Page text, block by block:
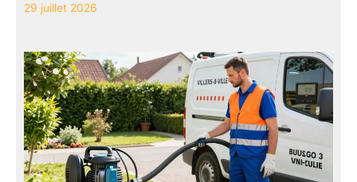
29 juillet 2026